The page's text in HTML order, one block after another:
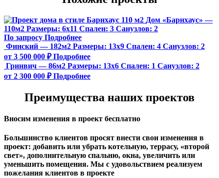
Дом «Барнхаус» —
110м2 Размеры: 6х11 Спален: 3 Санузлов: 2
По запросу Подробнее
Финский — 182м2 Размеры: 13х9 Спален: 4 Санузлов: 2
от 3 500 000 ₽ Подробнее
Гринвич — 86м2 Размеры: 13х6 Спален: 1 Санузлов: 2
от 2 300 000 ₽ Подробнее
Преимущества наших проектов
Вносим изменения в проект бесплатно
Большинство клиентов просят внести свои изменения в
проект: добавить или убрать котельную, террасу, «второй
свет», дополнительную спальню, окна, увеличить или
уменьшить помещения. Мы с удовольствием реализуем
пожелания клиентов в проекте